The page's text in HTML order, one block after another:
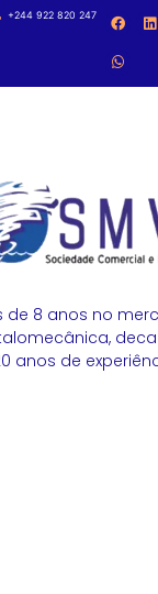
+244 922 820 247
de 8 anos no
anos de